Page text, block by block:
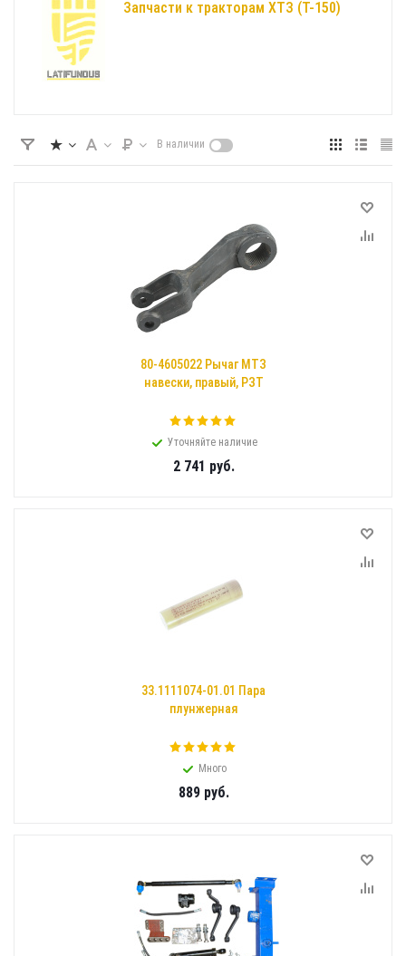
Запчасти к тракторам ХТЗ (Т-150)
В наличии
80-4605022 Рычаг МТЗ
навески, правый, РЗТ
Уточняйте наличие
2 741 руб.
33.1111074-01.01 Пара
плунжерная
Много
889руб.